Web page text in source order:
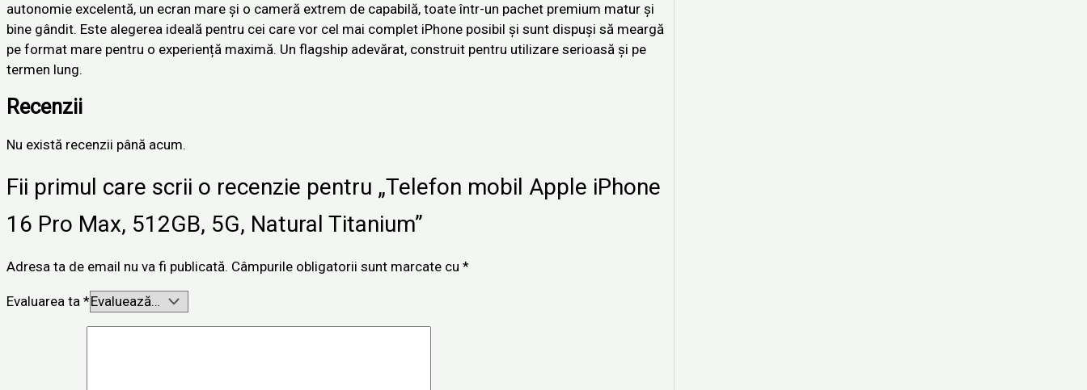
autonomie excelentă, un ecran mare și o cameră extrem de capabilă, toate într-un pachet premium matur și
bine gândit. Este alegerea ideală pentru cei care vor cel mai complet iPhone posibil și sunt dispuși să meargă
pe format mare pentru o experiență maximă. Un flagship adevărat, construit pentru utilizare serioasă și pe
termen lung.
Recenzii
Nu există recenzii până acum.
Fii primul care scrii o recenzie pentru „Telefon mobil Apple iPhone
16 Pro Max, 512GB, 5G, Natural Titanium”
Adresa ta de email nu va fi publicată. Câmpurile obligatorii sunt marcate cu *
Evaluarea ta *